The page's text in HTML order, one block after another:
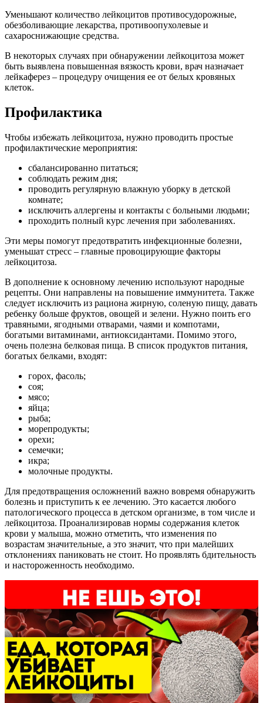
Уменьшают количество лейкоцитов противосудорожные,
обезболивающие лекарства, противоопухолевые и
сахароснижающие средства.
В некоторых случаях при обнаружении лейкоцитоза может
быть выявлена повышенная вязкость крови, врач назначает
лейкаферез – процедуру очищения ее от белых кровяных
клеток.
Профилактика
Чтобы избежать лейкоцитоза, нужно проводить простые
профилактические мероприятия:
сбалансированно питаться;
соблюдать режим дня;
проводить регулярную влажную уборку в детской
комнате;
исключить аллергены и контакты с больными людьми;
проходить полный курс лечения при заболеваниях.
Эти меры помогут предотвратить инфекционные болезни,
уменьшат стресс – главные провоцирующие факторы
лейкоцитоза.
В дополнение к основному лечению используют народные
рецепты. Они направлены на повышение иммунитета. Также
следует исключить из рациона жирную, соленую пищу, давать
ребенку больше фруктов, овощей и зелени. Нужно поить его
травяными, ягодными отварами, чаями и компотами,
богатыми витаминами, антиоксидантами. Помимо этого,
очень полезна белковая пища. В список продуктов питания,
богатых белками, входят:
горох, фасоль;
соя;
мясо;
яйца;
рыба;
морепродукты;
орехи;
семечки;
икра;
молочные продукты.
Для предотвращения осложнений важно вовремя обнаружить
болезнь и приступить к ее лечению. Это касается любого
патологического процесса в детском организме, в том числе и
лейкоцитоза. Проанализировав нормы содержания клеток
крови у малыша, можно отметить, что изменения по
возрастам значительные, а это значит, что при малейших
отклонениях паниковать не стоит. Но проявлять бдительность
и настороженность необходимо.